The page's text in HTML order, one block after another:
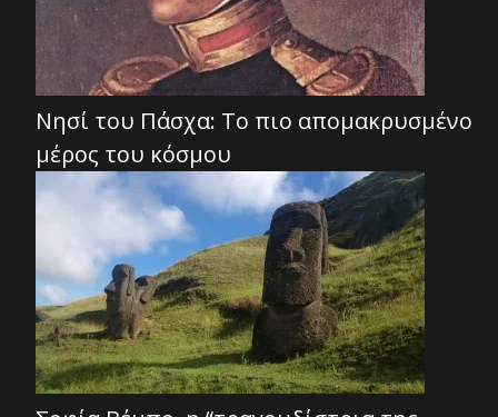
Νησί του Πάσχα: Το πιο απομακρυσμένο
μέρος του κόσμου